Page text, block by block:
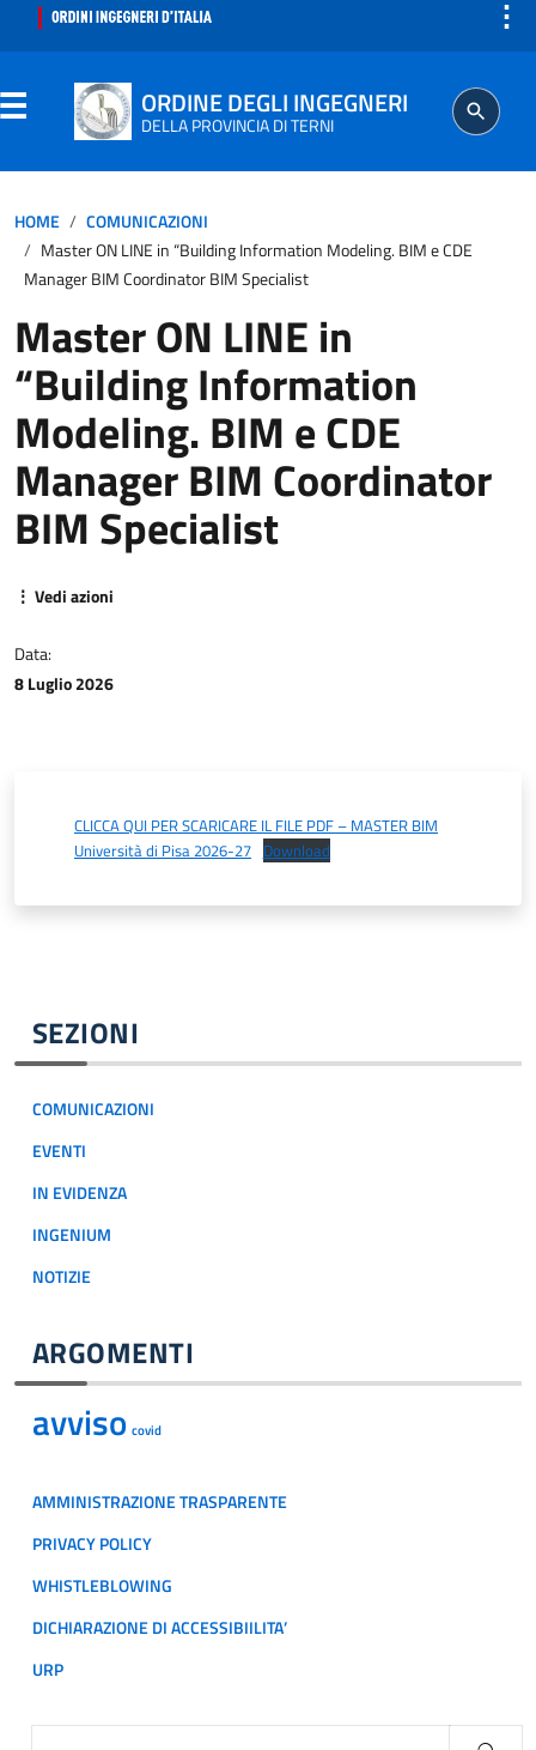
⋮
ORDINE DEGLI INGEGNERI
DELLA PROVINCIA DI TERNI
SEGRETERIA
ISCRITTO
PROFESSIONE
AGGIORNAMENTO PROFESSIONALE
HOME
COMUNICAZIONI
Master ON LINE in “Building Information Modeling. BIM e CDE
Manager BIM Coordinator BIM Specialist
Master ON LINE in
“Building Information
Modeling. BIM e CDE
Manager BIM Coordinator
BIM Specialist
⋮ Vedi azioni
Data:
8 Luglio 2026
SEZIONI
COMUNICAZIONI
EVENTI
IN EVIDENZA
INGENIUM
NOTIZIE
ARGOMENTI
avviso covid
AMMINISTRAZIONE TRASPARENTE
PRIVACY POLICY
WHISTLEBLOWING
DICHIARAZIONE DI ACCESSIBIILITA’
URP
CLICCA QUI PER SCARICARE IL FILE PDF – MASTER BIM
Università di Pisa 2026-27 Download